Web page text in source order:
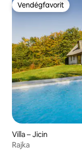
Vendégfavorit
Vendégfavorit
Villa – Jicin
Rajka